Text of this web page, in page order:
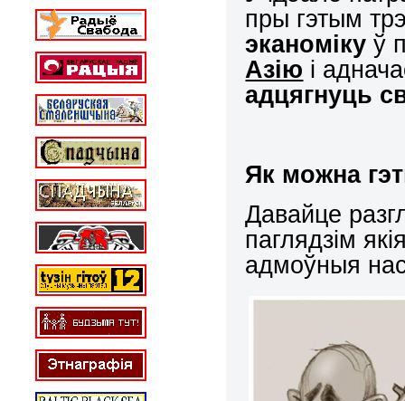
пры гэтым
эканоміку ў
Азію і
адцягнуць
Як можна
Давайце
паглядзім
адмоўныя